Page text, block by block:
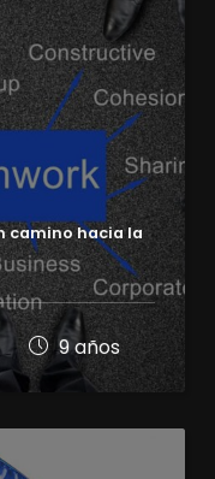
camino hacia la
9 años